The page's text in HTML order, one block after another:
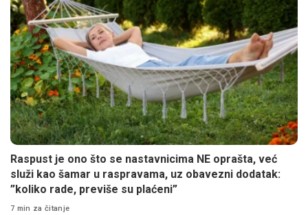
Raspust je ono što se nastavnicima NE oprašta, već
služi kao šamar u raspravama, uz obavezni dodatak:
”koliko rade, previše su plaćeni”
7 min za čitanje